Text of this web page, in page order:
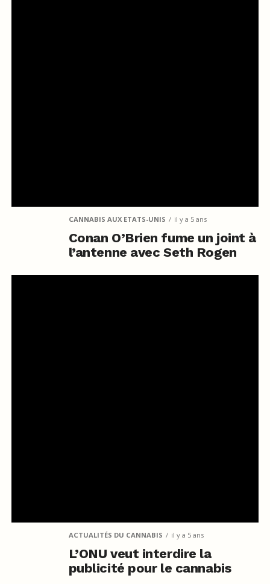
CANNABIS AUX ETATS-UNIS il y a 5 ans
Conan O’Brien fume un joint à
l’antenne avec Seth Rogen
ACTUALITÉS DU CANNABIS il y a 5 ans
L’ONU veut interdire la
publicité pour le cannabis